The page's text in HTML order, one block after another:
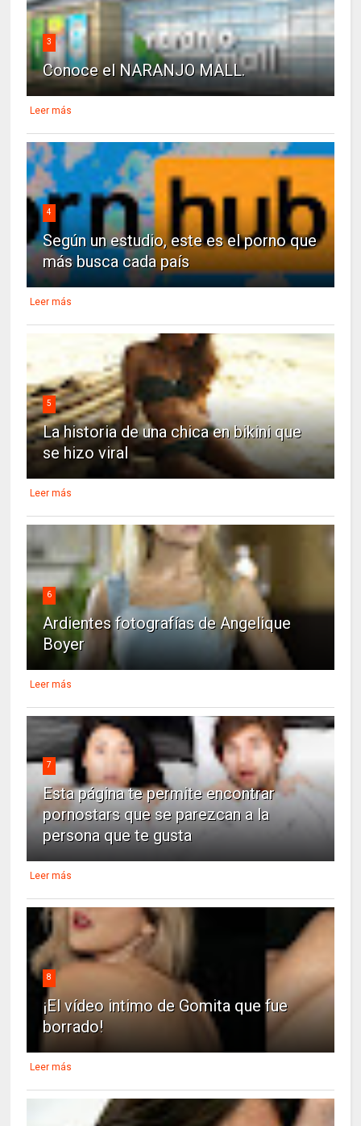
3
Conoce el NARANJO MALL.
Leer más
4
Según un estudio, este es el porno que
más busca cada país
Leer más
5
La historia de una chica en bikini que
se hizo viral
Leer más
6
Ardientes fotografías de Angelique
Boyer
Leer más
7
Esta página te permite encontrar
pornostars que se parezcan a la
persona que te gusta
Leer más
8
¡El vídeo intimo de Gomita que fue
borrado!
Leer más